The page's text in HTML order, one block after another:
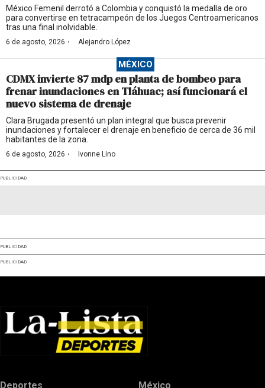
México Femenil derrotó a Colombia y conquistó la medalla de oro
para convertirse en tetracampeón de los Juegos Centroamericanos
tras una final inolvidable.
6 de agosto, 2026 · Alejandro López
MÉXICO
CDMX invierte 87 mdp en planta de bombeo para
frenar inundaciones en Tláhuac; así funcionará el
nuevo sistema de drenaje
Clara Brugada presentó un plan integral que busca prevenir
inundaciones y fortalecer el drenaje en beneficio de cerca de 36 mil
habitantes de la zona.
6 de agosto, 2026 · Ivonne Lino
PUBLICIDAD
PUBLICIDAD
PUBLICIDAD
Deportes México